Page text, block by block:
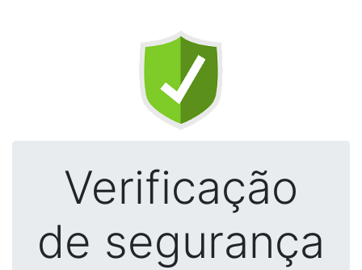
Verificação
de segurança